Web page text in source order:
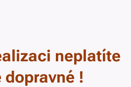
neplatíte
dopravné !